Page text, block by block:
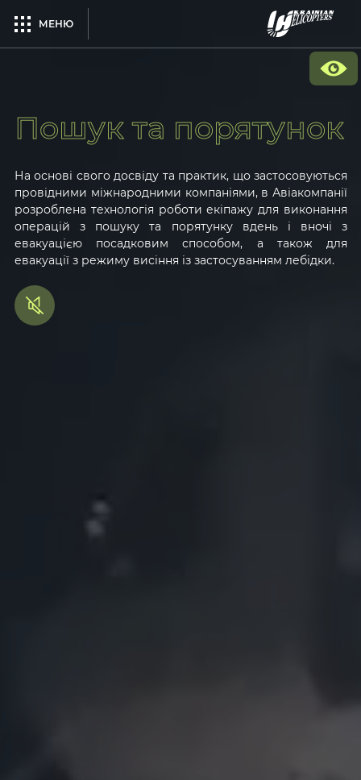
МЕНЮ
Пошук та порятунок
На основі свого досвіду та практик, що застосовуються
провідними міжнародними компаніями, в Авіакомпанії
розроблена технологія роботи екіпажу для виконання
операцій з пошуку та порятунку вдень і вночі з
евакуацією посадковим способом, а також для
евакуації з режиму висіння із застосуванням лебідки.